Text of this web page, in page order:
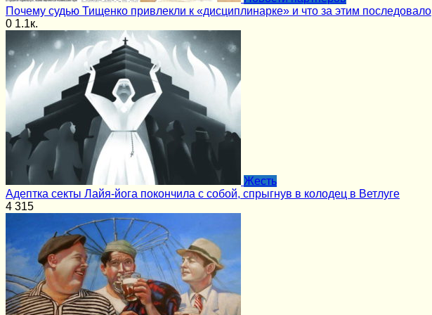
Почему судью Тищенко привлекли к «дисциплинарке» и что за этим последовало
0 1.1к.
Жесть
Адептка секты Лайя-йога покончила с собой, спрыгнув в колодец в Ветлуге
4 315